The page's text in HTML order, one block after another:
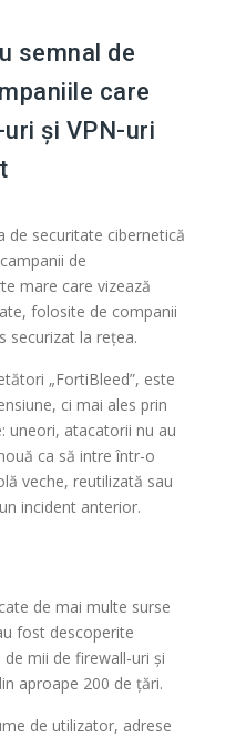
semnal de
care
și VPN-uri
de securitate cibernetică
de
mare care vizează
folosite de companii
securizat la rețea.
„FortiBleed”, este
ci mai ales prin
uneori, atacatorii nu au
ca să intre într-o
veche, reutilizată sau
incident anterior.
de mai multe surse
fost descoperite
mii de firewall-uri și
aproape 200 de țări.
de utilizator, adrese